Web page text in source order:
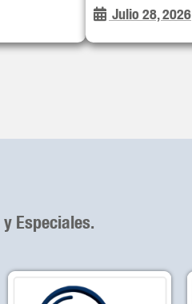
Julio 28, 2026
Especiales.